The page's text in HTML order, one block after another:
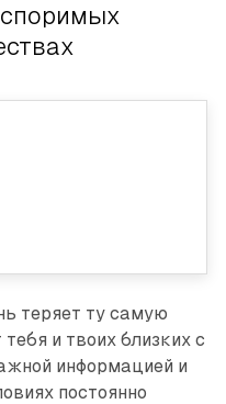
теряет ту самую
и твоих близких с
информацией и
постоянно